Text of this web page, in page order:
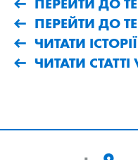
ПЕРЕЙТИ ДО
ЧИТАТИ
ЧИТАТИ СТАТТІ